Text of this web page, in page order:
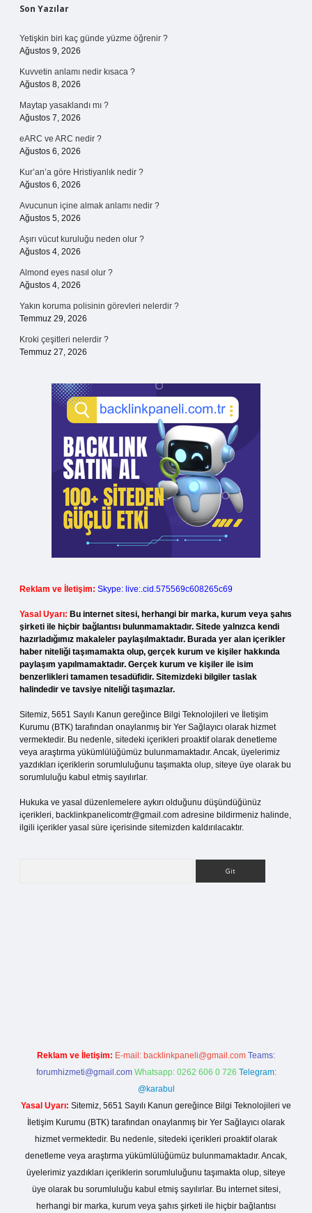
Sidebar
Son Yazılar
Yetişkin biri kaç günde yüzme öğrenir ?
Ağustos 9, 2026
Kuvvetin anlamı nedir kısaca ?
Ağustos 8, 2026
Maytap yasaklandı mı ?
Ağustos 7, 2026
eARC ve ARC nedir ?
Ağustos 6, 2026
Kur’an’a göre Hristiyanlık nedir ?
Ağustos 6, 2026
Avucunun içine almak anlamı nedir ?
Ağustos 5, 2026
Aşırı vücut kuruluğu neden olur ?
Ağustos 4, 2026
Almond eyes nasıl olur ?
Ağustos 4, 2026
Yakın koruma polisinin görevleri nelerdir ?
Temmuz 29, 2026
Kroki çeşitleri nelerdir ?
Temmuz 27, 2026
Reklam ve İletişim: Skype: live:.cid.575569c608265c69
Yasal Uyarı: Bu internet sitesi, herhangi bir marka, kurum veya şahıs
şirketi ile hiçbir bağlantısı bulunmamaktadır. Sitede yalnızca kendi
hazırladığımız makaleler paylaşılmaktadır. Burada yer alan içerikler
haber niteliği taşımamakta olup, gerçek kurum ve kişiler hakkında
paylaşım yapılmamaktadır. Gerçek kurum ve kişiler ile isim
benzerlikleri tamamen tesadüfidir. Sitemizdeki bilgiler taslak
halindedir ve tavsiye niteliği taşımazlar.
Sitemiz, 5651 Sayılı Kanun gereğince Bilgi Teknolojileri ve İletişim
Kurumu (BTK) tarafından onaylanmış bir Yer Sağlayıcı olarak hizmet
vermektedir. Bu nedenle, sitedeki içerikleri proaktif olarak denetleme
veya araştırma yükümlülüğümüz bulunmamaktadır. Ancak, üyelerimiz
yazdıkları içeriklerin sorumluluğunu taşımakta olup, siteye üye olarak bu
sorumluluğu kabul etmiş sayılırlar.
Hukuka ve yasal düzenlemelere aykırı olduğunu düşündüğünüz
içerikleri, backlinkpanelicomtr@gmail.com adresine bildirmeniz halinde,
ilgili içerikler yasal süre içerisinde sitemizden kaldırılacaktır.
Reklam ve İletişim: E-mail: backlinkpaneli@gmail.com Teams:
forumhizmeti@gmail.com Whatsapp: 0262 606 0 726 Telegram:
@karabul
Yasal Uyarı: Sitemiz, 5651 Sayılı Kanun gereğince Bilgi Teknolojileri ve
İletişim Kurumu (BTK) tarafından onaylanmış bir Yer Sağlayıcı olarak
hizmet vermektedir. Bu nedenle, sitedeki içerikleri proaktif olarak
denetleme veya araştırma yükümlülüğümüz bulunmamaktadır. Ancak,
üyelerimiz yazdıkları içeriklerin sorumluluğunu taşımakta olup, siteye
üye olarak bu sorumluluğu kabul etmiş sayılırlar. Bu internet sitesi,
herhangi bir marka, kurum veya şahıs şirketi ile hiçbir bağlantısı